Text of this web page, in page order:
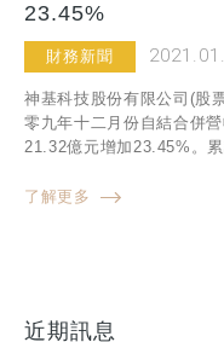
23.45%
財務新聞
神基科技股份有限公司(股
零九年十二月份自結合併
21.32億元增加23.45%。
了解更多
近期訊息